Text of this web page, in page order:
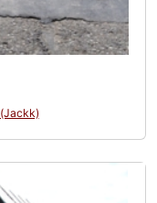
(Jackk)